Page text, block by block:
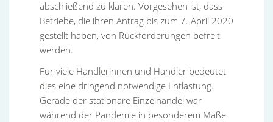
abschließend zu klären. Vorgesehen ist, dass
Betriebe, die ihren Antrag bis zum 7. April 2020
gestellt haben, von Rückforderungen befreit
werden.
Für viele Händlerinnen und Händler bedeutet
dies eine dringend notwendige Entlastung.
Gerade der stationäre Einzelhandel war
während der Pandemie in besonderem Maße